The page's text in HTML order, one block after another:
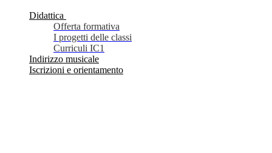
Didattica
Offerta formativa
I progetti delle classi
Curriculi IC1
Indirizzo musicale
Iscrizioni e orientamento